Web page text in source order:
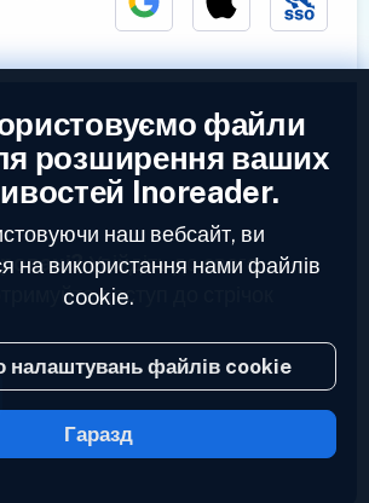
Увійдіть до свого
доступ до стрічок
2023 © Inoreader
файли
розширення ваших
Inoreader.
наш вебсайт, ви
на використання нами файлів
cookie.
налаштувань файлів cookie
Гаразд